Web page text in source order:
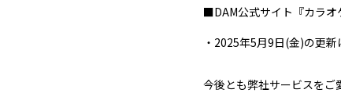
■DAM公式サイト『カラオ
2025年5月9日(金)の更新
今後とも弊社サービスをご